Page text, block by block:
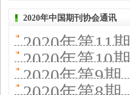
2020年中国期刊协会通讯
2020年第11期
2020年第10期
2020年第9期